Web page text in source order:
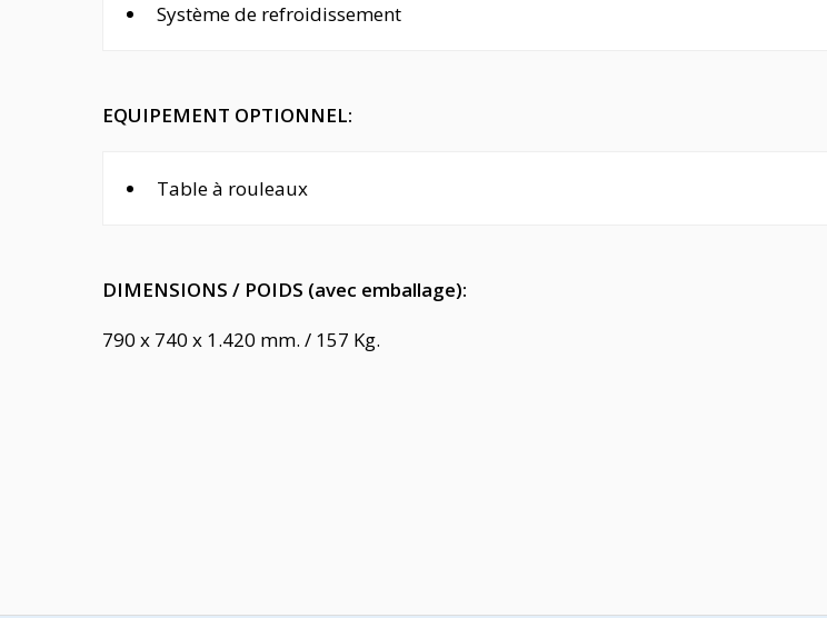
Système de refroidissement
EQUIPEMENT OPTIONNEL:
Table à rouleaux
DIMENSIONS / POIDS (avec emballage):
790 x 740 x 1.420 mm. / 157 Kg.